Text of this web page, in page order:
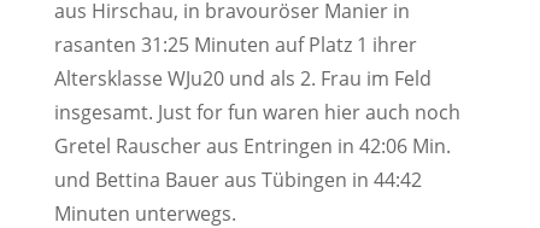
aus Hirschau, in bravouröser Manier in
rasanten 31:25 Minuten auf Platz 1 ihrer
Altersklasse WJu20 und als 2. Frau im Feld
insgesamt. Just for fun waren hier auch noch
Gretel Rauscher aus Entringen in 42:06 Min.
und Bettina Bauer aus Tübingen in 44:42
Minuten unterwegs.